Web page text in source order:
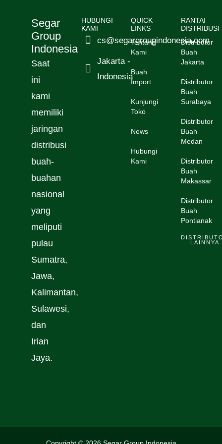
Segar
Group
Indonesia
Saat
ini
kami
memiliki
jaringan
distribusi
buah-
buahan
nasional
yang
meliputi
pulau
Sumatra,
Jawa,
Kalimantan,
Sulawesi,
dan
Irian
Jaya.
HUBUNGI
KAMI
cs@segargroupindonesia.com
Jakarta -
Indonesia
QUICK
LINKS
Tentang
Kami
Buah
Import
Kunjungi
Toko
News
Hubungi
Kami
RANTAI
DISTRIBUSI
Distributor
Buah
Jakarta
Distributor
Buah
Surabaya
Distributor
Buah
Medan
Distributor
Buah
Makassar
Distributor
Buah
Pontianak
LAINNYA